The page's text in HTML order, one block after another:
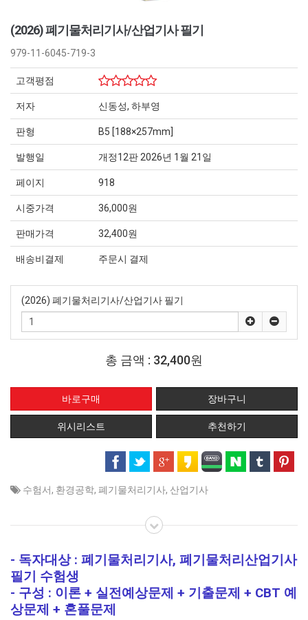
(2026) 폐기물처리기사/산업기사 필기
979-11-6045-719-3
고객평점
저자 신동성, 하부영
판형 B5 [188×257mm]
발행일 개정12판 2026년 1월 21일
페이지 918
시중가격 36,000원
판매가격 32,400원
배송비결제 주문시 결제
(2026) 폐기물처리기사/산업기사 필기
총 금액 : 32,400원
위시리스트 추천하기
수험서, 환경공학, 폐기물처리기사, 산업기사
- 독자대상 : 폐기물처리기사, 폐기물처리산업기사
필기 수험생
- 구성 : 이론 + 실전예상문제 + 기출문제 + CBT 예
상문제 + 혼풀문제